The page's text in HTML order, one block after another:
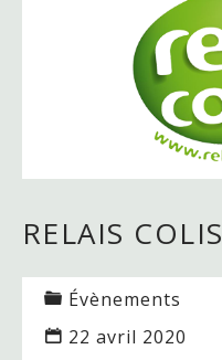
RELAIS COLIS
Évènements
22 avril 2020